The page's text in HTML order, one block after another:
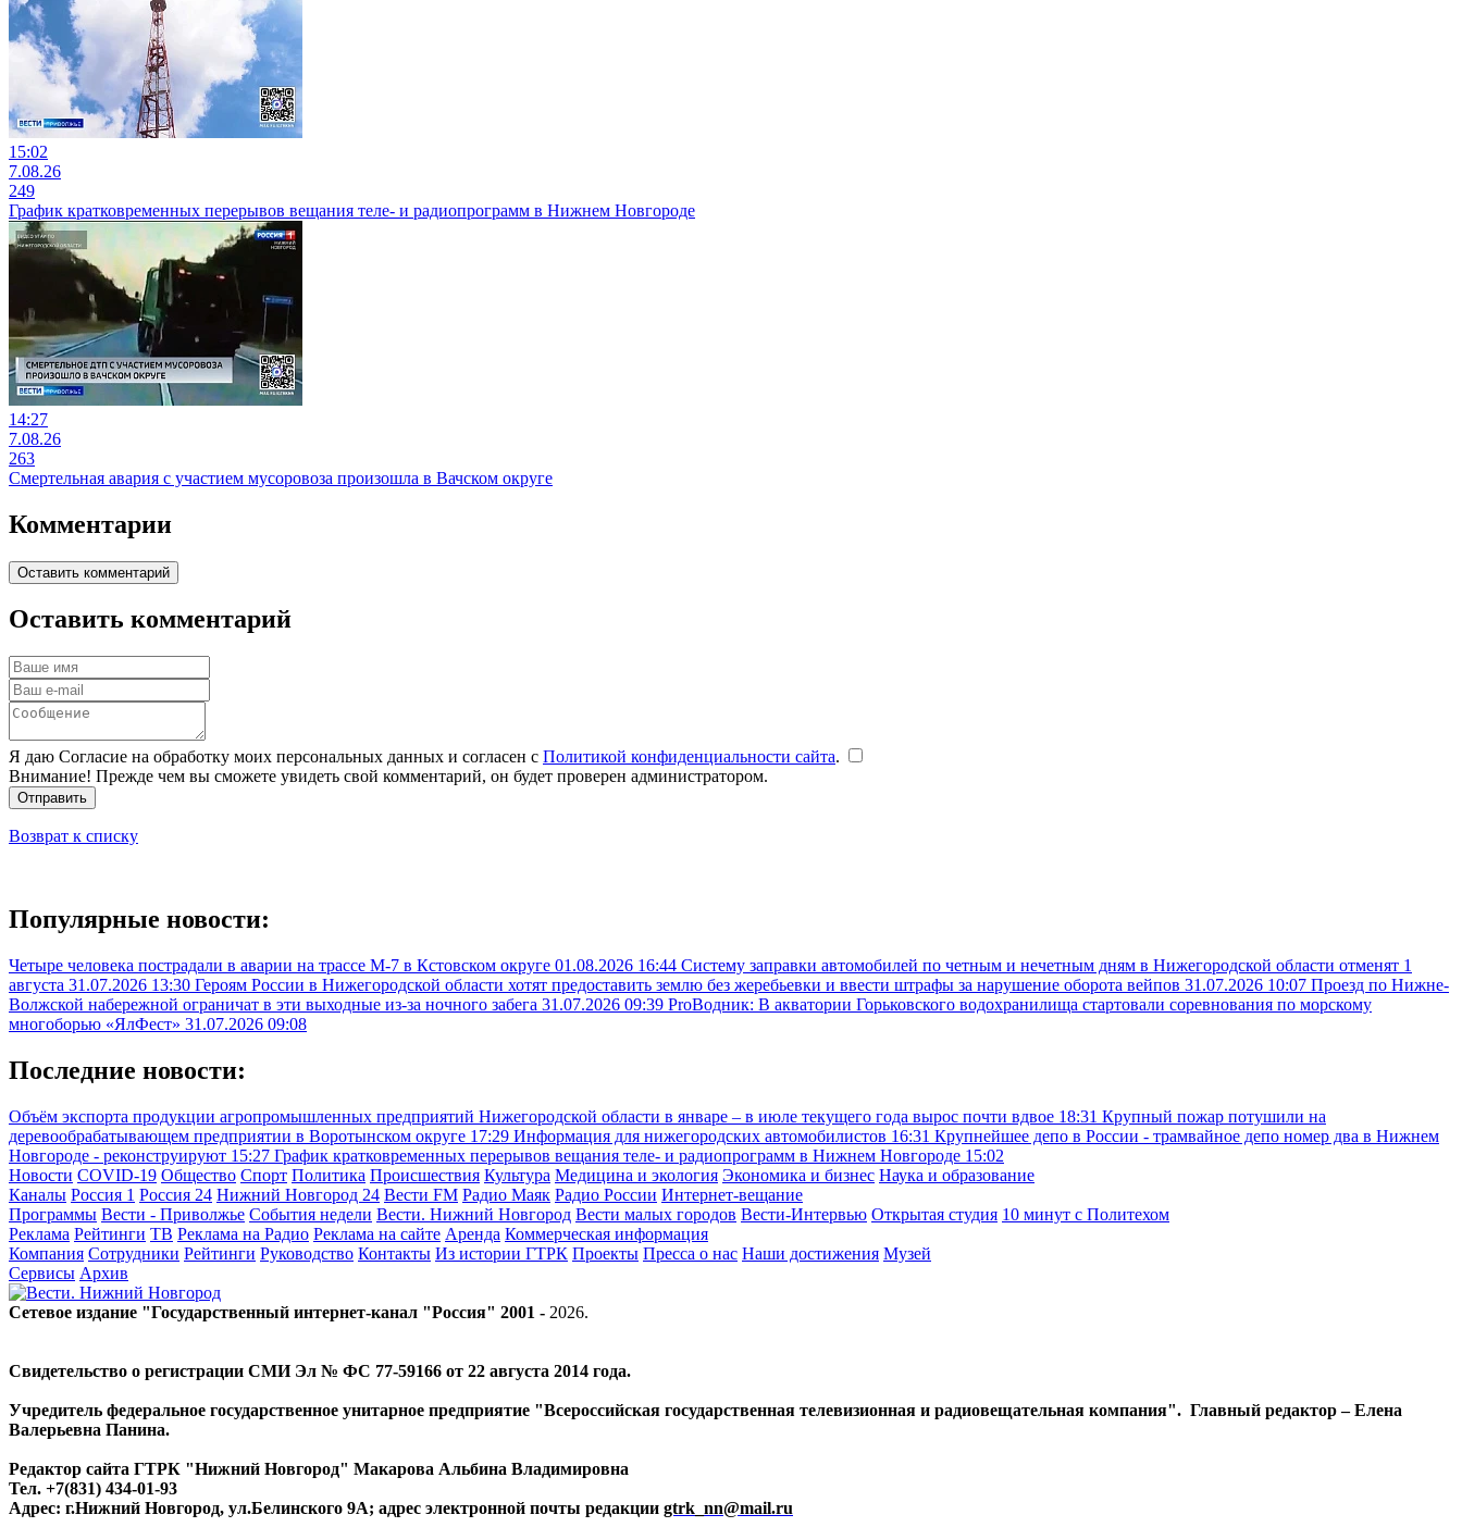
15:02
7.08.26
249
График кратковременных перерывов вещания теле- и радиопрограмм в Нижнем Новгороде
14:27
7.08.26
263
Смертельная авария с участием мусоровоза произошла в Вачском округе
Комментарии
Оставить комментарий
Оставить комментарий
Я даю Согласие на обработку моих персональных данных и согласен с Политикой конфиденциальности сайта.
Внимание! Прежде чем вы сможете увидеть свой комментарий, он будет проверен администратором.
Отправить
Возврат к списку
Популярные новости:
Четыре человека пострадали в аварии на трассе М-7 в Кстовском округе 01.08.2026 16:44 Систему заправки автомобилей по четным и нечетным дням в Нижегородской области отменят 1
августа 31.07.2026 13:30 Героям России в Нижегородской области хотят предоставить землю без жеребьевки и ввести штрафы за нарушение оборота вейпов 31.07.2026 10:07 Проезд по Нижне-
Волжской набережной ограничат в эти выходные из-за ночного забега 31.07.2026 09:39 ProВодник: В акватории Горьковского водохранилища стартовали соревнования по морскому
многоборью «ЯлФест» 31.07.2026 09:08
Последние новости:
Объём экспорта продукции агропромышленных предприятий Нижегородской области в январе – в июле текущего года вырос почти вдвое 18:31 Крупный пожар потушили на
деревообрабатывающем предприятии в Воротынском округе 17:29 Информация для нижегородских автомобилистов 16:31 Крупнейшее депо в России - трамвайное депо номер два в Нижнем
Новгороде - реконструируют 15:27 График кратковременных перерывов вещания теле- и радиопрограмм в Нижнем Новгороде 15:02
Новости COVID-19 Общество Спорт Политика Происшествия Культура Медицина и экология Экономика и бизнес Наука и образование
Каналы Россия 1 Россия 24 Нижний Новгород 24 Вести FM Радио Маяк Радио России Интернет-вещание
Программы Вести - Приволжье События недели Вести. Нижний Новгород Вести малых городов Вести-Интервью Открытая студия 10 минут с Политехом
Реклама Рейтинги ТВ Реклама на Радио Реклама на сайте Аренда Коммерческая информация
Компания Сотрудники Рейтинги Руководство Контакты Из истории ГТРК Проекты Пресса о нас Наши достижения Музей
Сервисы Архив
Сетевое издание "Государственный интернет-канал "Россия" 2001 - 2026.
Свидетельство о регистрации СМИ Эл № ФС 77-59166 от 22 августа 2014 года.
Учредитель федеральное государственное унитарное предприятие "Всероссийская государственная телевизионная и радиовещательная компания". Главный редактор – Елена
Валерьевна Панина.
Редактор сайта ГТРК "Нижний Новгород" Макарова Альбина Владимировна
Тел. +7(831) 434-01-93
Адрес: г.Нижний Новгород, ул.Белинского 9А; адрес электронной почты редакции gtrk_nn@mail.ru